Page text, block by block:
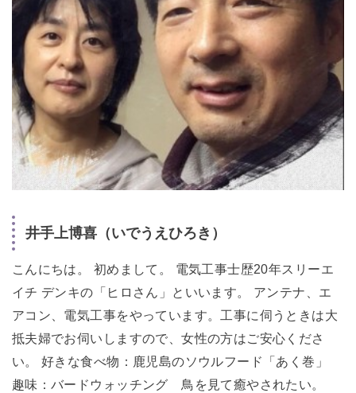
井手上博喜（いでうえひろき）
こんにちは。 初めまして。 電気工事士歴20年スリーエ
イチ デンキの「ヒロさん」といいます。 アンテナ、エ
アコン、電気工事をやっています。工事に伺うときは大
抵夫婦でお伺いしますので、女性の方はご安心くださ
い。 好きな食べ物：鹿児島のソウルフード「あく巻」
趣味：バードウォッチング 鳥を見て癒やされたい。